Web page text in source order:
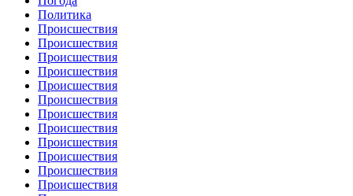
Политика
Происшествия
Происшествия
Происшествия
Происшествия
Происшествия
Происшествия
Происшествия
Происшествия
Происшествия
Происшествия
Происшествия
Происшествия